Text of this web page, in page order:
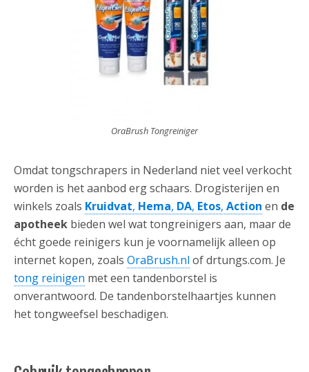
OraBrush Tongreiniger
Omdat tongschrapers in Nederland niet veel verkocht
worden is het aanbod erg schaars. Drogisterijen en
winkels zoals Kruidvat, Hema, DA, Etos, Action en de
apotheek bieden wel wat tongreinigers aan, maar de
écht goede reinigers kun je voornamelijk alleen op
internet kopen, zoals OraBrush.nl of drtungs.com. Je
tong reinigen met een tandenborstel is
onverantwoord. De tandenborstelhaartjes kunnen
het tongweefsel beschadigen.